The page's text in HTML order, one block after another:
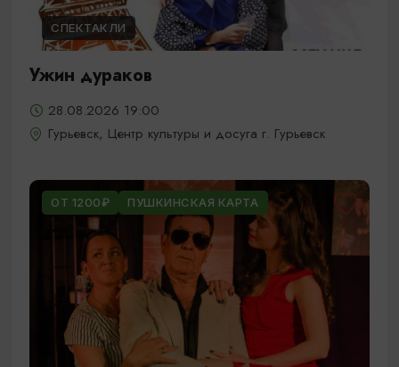
СПЕКТАКЛИ
Ужин дураков
28.08.2026 19:00
Гурьевск, Центр культуры и досуга г. Гурьевск
ОТ 1200₽ ПУШКИНСКАЯ КАРТА